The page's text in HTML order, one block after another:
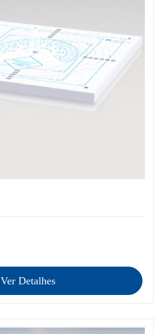
Ver Detalhes